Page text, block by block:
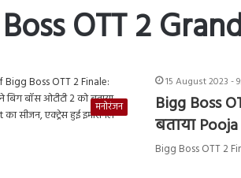
OTT 2
मनोरंजन
15 August 2023 -
Bigg Boss
बताया
Bigg Boss OTT 2